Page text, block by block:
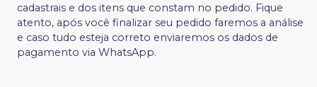
cadastrais e dos itens que constam no pedido. Fique
atento, após você finalizar seu pedido faremos a análise
e caso tudo esteja correto enviaremos os dados de
pagamento via WhatsApp.